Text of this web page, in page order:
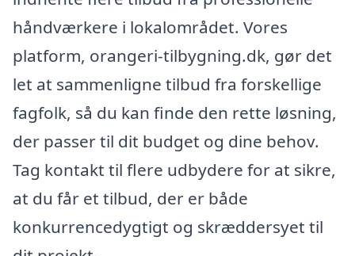
håndværkere i lokalområdet. Vores
platform, orangeri-tilbygning.dk, gør det
let at sammenligne tilbud fra forskellige
fagfolk, så du kan finde den rette løsning,
der passer til dit budget og dine behov.
Tag kontakt til flere udbydere for at sikre,
at du får et tilbud, der er både
konkurrencedygtigt og skræddersyet til